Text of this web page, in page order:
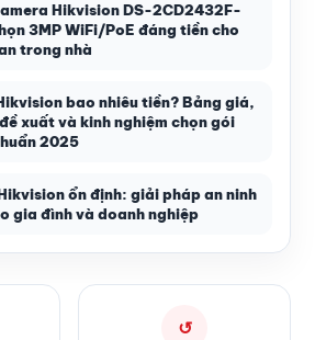
Hikvision DS-2CD2432F-
3MP WiFi/PoE đáng tiền cho
trong nhà
bao nhiêu tiền? Bảng giá,
xuất và kinh nghiệm chọn gói
2025
ổn định: giải pháp an ninh
gia đình và doanh nghiệp
↺